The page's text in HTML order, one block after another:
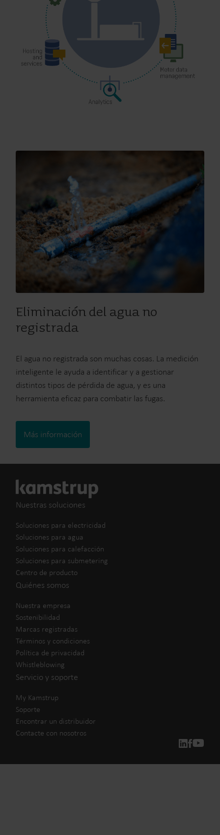
Eliminación del agua no
registrada
El agua no registrada son muchas cosas. La medición
inteligente le ayuda a identificar y a gestionar
distintos tipos de pérdida de agua, y es una
herramienta eficaz para combatir las fugas.
Más información
Nuestras soluciones
Soluciones para electricidad
Soluciones para agua
Soluciones para calefacción
Soluciones para submetering
Centro de producto
Quiénes somos
Nuestra empresa
Sostenibilidad
Marcas registradas
Términos y condiciones
Política de privacidad
Whistleblowing
Servicio y soporte
My Kamstrup
Soporte
Encontrar un distribuidor
Contacte con nosotros